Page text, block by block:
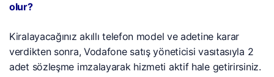
olur?
Kiralayacağınız akıllı telefon model ve adetine karar
verdikten sonra, Vodafone satış yöneticisi vasıtasıyla 2
adet sözleşme imzalayarak hizmeti aktif hale getirirsiniz.